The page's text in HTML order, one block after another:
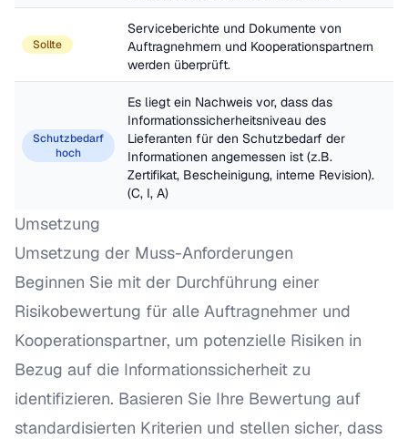
Sollte
Serviceberichte und Dokumente von
Auftragnehmern und Kooperationspartnern
werden überprüft.
Schutzbedarf
hoch
Es liegt ein Nachweis vor, dass das
Informationssicherheitsniveau des
Lieferanten für den Schutzbedarf der
Informationen angemessen ist (z.B.
Zertifikat, Bescheinigung, interne Revision).
(C, I, A)
Umsetzung
Umsetzung der Muss-Anforderungen
Beginnen Sie mit der Durchführung einer
Risikobewertung für alle Auftragnehmer und
Kooperationspartner, um potenzielle Risiken in
Bezug auf die Informationssicherheit zu
identifizieren. Basieren Sie Ihre Bewertung auf
standardisierten Kriterien und stellen sicher, dass